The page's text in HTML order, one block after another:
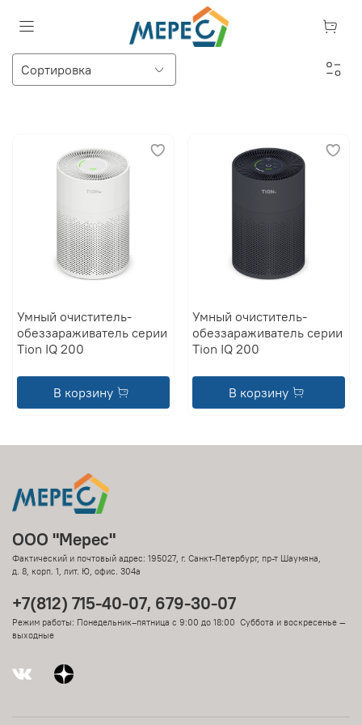
Умный очиститель-
обеззараживатель серии
Tion IQ 200
В корзину
Умный очиститель-
обеззараживатель серии
Tion IQ 200
В корзину
ООО "Мерес"
Фактический и почтовый адрес: 195027, г. Санкт-Петербург, пр-т Шаумяна,
д. 8, корп. 1, лит. Ю, офис. 304а
+7(812) 715-40-07, 679-30-07
Режим работы: Понедельник–пятница с 9:00 до 18:00 Суббота и воскресенье —
выходные